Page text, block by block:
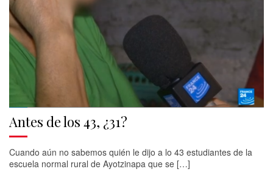
Antes de los 43, ¿31?
Cuando aún no sabemos quién le dijo a lo 43 estudiantes de la
escuela normal rural de Ayotzinapa que se […]